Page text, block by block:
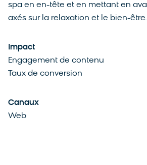
spa en en-tête et en mettant en
axés sur la relaxation et le bien-être.
Impact
Engagement de contenu
Taux de conversion
Canaux
Web